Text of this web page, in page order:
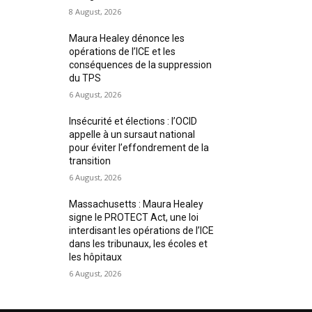
8 August, 2026
Maura Healey dénonce les
opérations de l’ICE et les
conséquences de la suppression
du TPS
6 August, 2026
Insécurité et élections : l’OCID
appelle à un sursaut national
pour éviter l’effondrement de la
transition
6 August, 2026
Massachusetts : Maura Healey
signe le PROTECT Act, une loi
interdisant les opérations de l’ICE
dans les tribunaux, les écoles et
les hôpitaux
6 August, 2026